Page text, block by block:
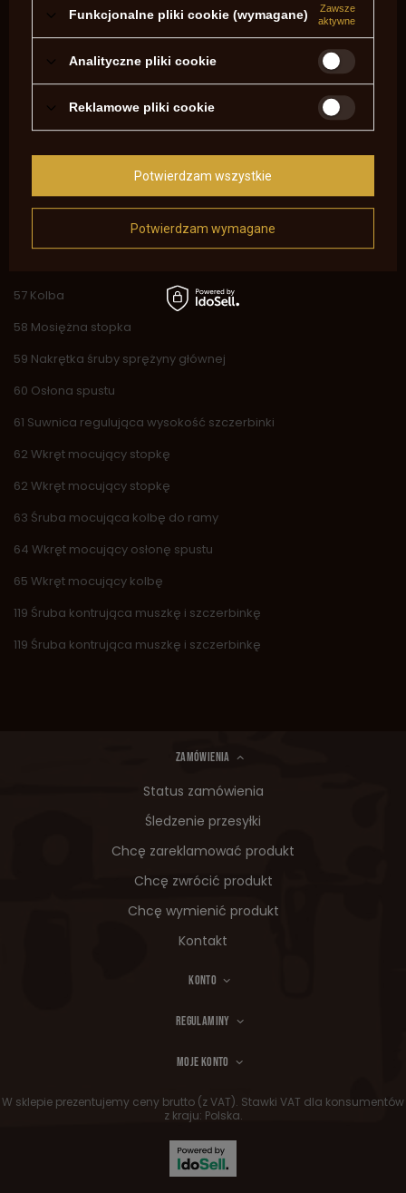
31 Śruba ramy spustu
35 Śruba sprężyny dwupalczastej
36 Śruba sprężyny głównej
37 Śruba kurka
38 Śruba blokady bębna i spustu
39 Śruba pobojczyka
47 Cięgno pobojczyka
52 Śruba popychacza bębna
57 Kolba
58 Mosiężna stopka
59 Nakrętka śruby sprężyny głównej
60 Osłona spustu
61 Suwnica regulująca wysokość szczerbinki
62 Wkręt mocujący stopkę
62 Wkręt mocujący stopkę
63 Śruba mocująca kolbę do ramy
64 Wkręt mocujący osłonę spustu
65 Wkręt mocujący kolbę
119 Śruba kontrująca muszkę i szczerbinkę
119 Śruba kontrująca muszkę i szczerbinkę
ZAMÓWIENIA
Status zamówienia
Śledzenie przesyłki
Chcę zareklamować produkt
Chcę zwrócić produkt
Chcę wymienić produkt
Kontakt
KONTO
REGULAMINY
MOJE KONTO
W sklepie prezentujemy ceny brutto (z VAT). Stawki VAT dla konsumentów
z kraju: Polska.
Funkcjonalne pliki cookie (wymagane)
Zawsze
aktywne
Analityczne pliki cookie
Reklamowe pliki cookie
Potwierdzam wymagane
Potwierdzam wszystkie